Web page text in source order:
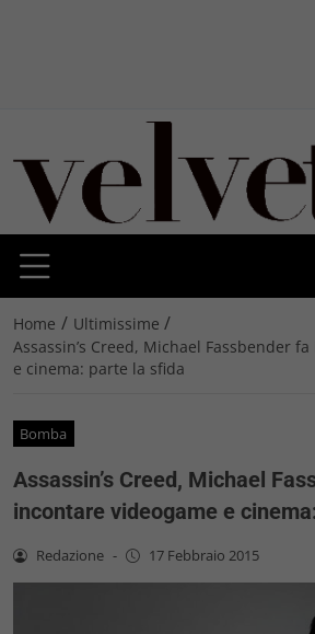
Home / Ultimissime /
Assassin’s Creed, Michael Fassbender
e cinema: parte la sfida
Bomba
Assassin’s Creed, Michael
incontare videogame e
Redazione - 17 Febbraio 2015